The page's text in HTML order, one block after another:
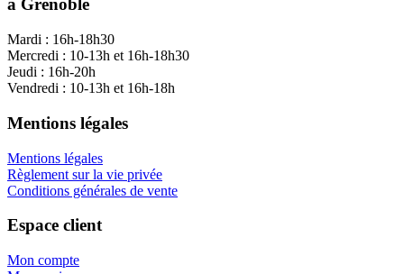
à Grenoble
Mardi : 16h-18h30
Mercredi : 10-13h et 16h-18h30
Jeudi : 16h-20h
Vendredi : 10-13h et 16h-18h
Mentions légales
Mentions légales
Règlement sur la vie privée
Conditions générales de vente
Espace client
Mon compte